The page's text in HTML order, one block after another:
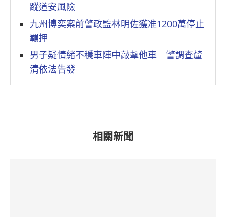
蹤道安風險
九州博奕案前警政監林明佐獲准1200萬停止
羈押
男子疑情緒不穩車陣中敲擊他車 警調查釐
清依法告發
相關新聞